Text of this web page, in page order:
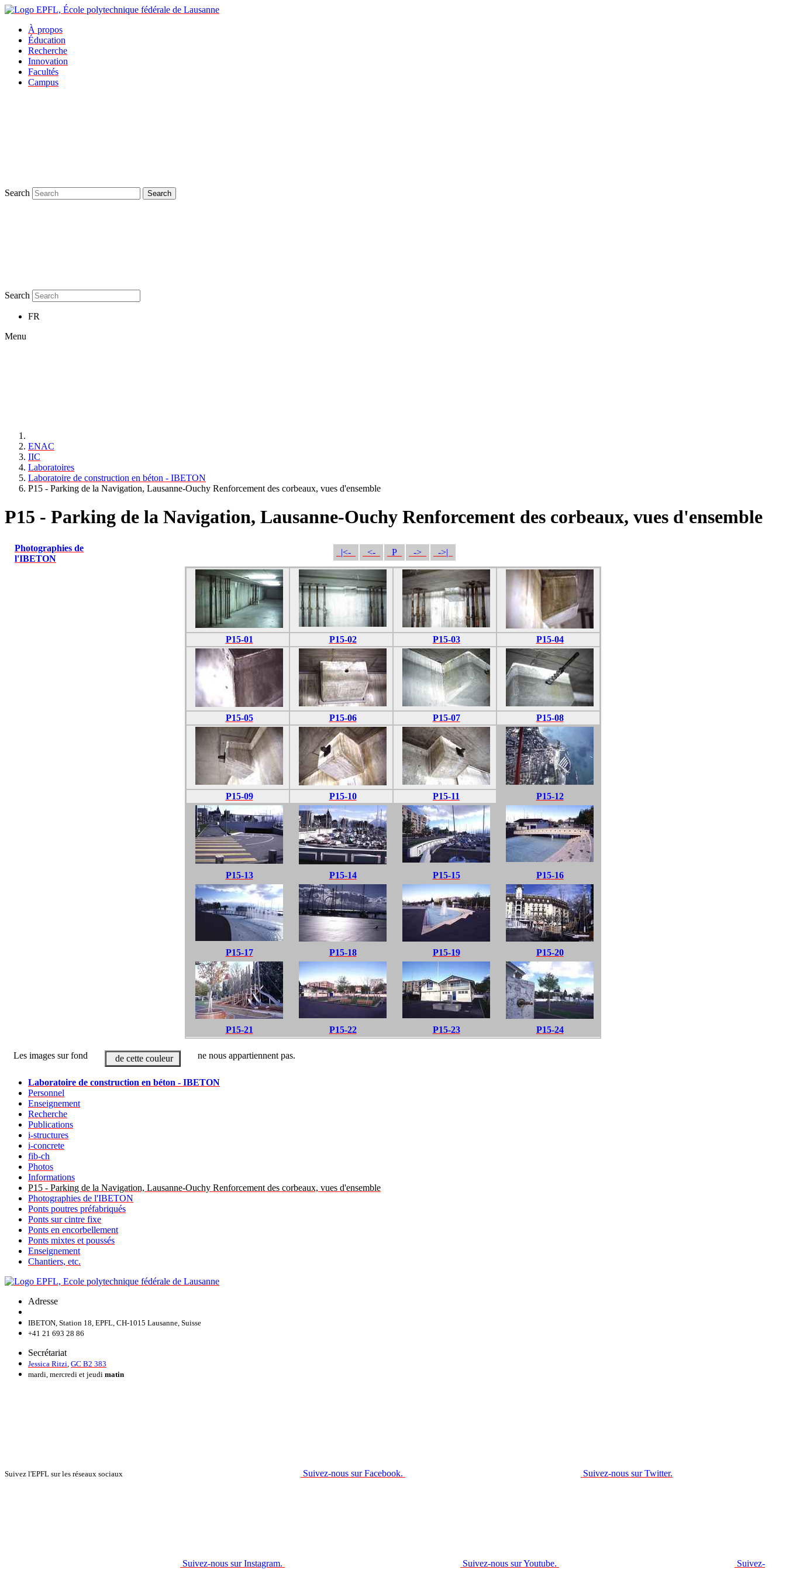
À propos
Éducation
Recherche
Innovation
Facultés
Campus
Search Search
Search
FR
Menu
ENAC
IIC
Laboratoires
Laboratoire de construction en béton - IBETON
P15 - Parking de la Navigation, Lausanne-Ouchy Renforcement des corbeaux, vues d'ensemble
P15 - Parking de la Navigation, Lausanne-Ouchy Renforcement des corbeaux, vues d'ensemble
Photographies de
l'IBETON
|<- <- P -> ->|
P15-01 P15-02 P15-03 P15-04
P15-05 P15-06 P15-07 P15-08
P15-09 P15-10 P15-11 P15-12
P15-13 P15-14 P15-15 P15-16
P15-17 P15-18 P15-19 P15-20
P15-21 P15-22 P15-23 P15-24
Les images sur fond de cette couleur ne nous appartiennent pas.
Laboratoire de construction en béton - IBETON
Personnel
Enseignement
Recherche
Publications
i-structures
i-concrete
fib-ch
Photos
Informations
P15 - Parking de la Navigation, Lausanne-Ouchy Renforcement des corbeaux, vues d'ensemble
Photographies de l'IBETON
Ponts poutres préfabriqués
Ponts sur cintre fixe
Ponts en encorbellement
Ponts mixtes et poussés
Enseignement
Chantiers, etc.
Adresse
IBETON, Station 18, EPFL, CH-1015 Lausanne, Suisse
+41 21 693 28 86
Secrétariat
Jessica Ritzi GC B2 383
mardi, mercredi et jeudi matin
Suivez l'EPFL sur les réseaux sociaux Suivez-nous sur Facebook. Suivez-nous sur Twitter.
Suivez-nous sur Instagram. Suivez-nous sur Youtube. Suivez-